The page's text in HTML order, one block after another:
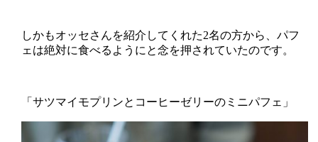
しかもオッセさんを紹介してくれた2名の方から、パフ
ェは絶対に食べるようにと念を押されていたのです。
「サツマイモプリンとコーヒーゼリーのミニパフェ」